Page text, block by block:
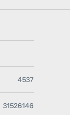
4537
31526146